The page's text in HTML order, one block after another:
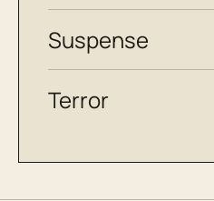
Suspense
Terror